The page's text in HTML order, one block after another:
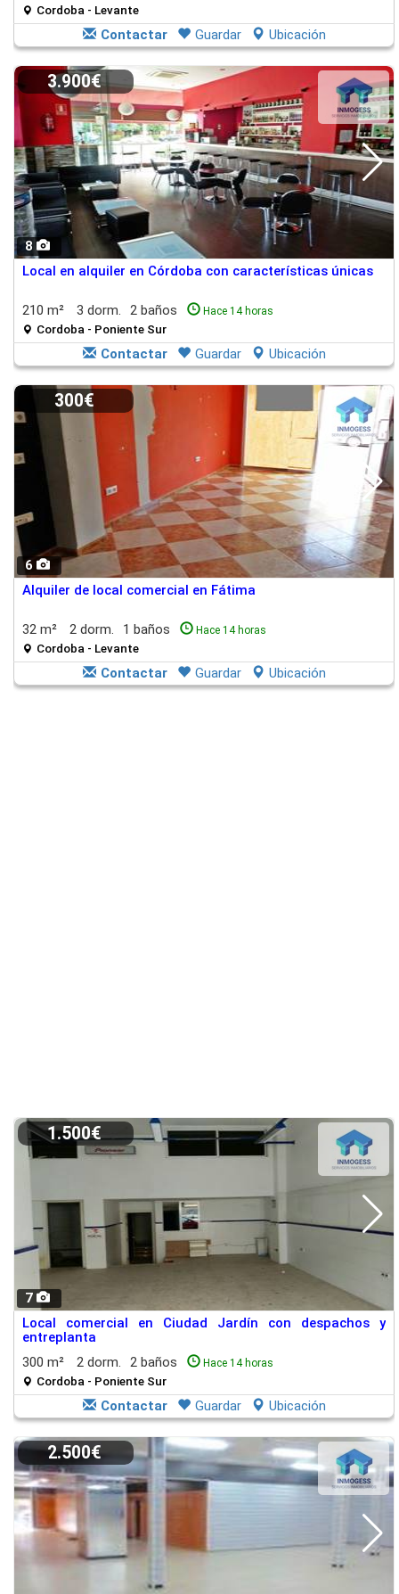
Cordoba - Levante
Contactar Guardar Ubicación
8
3.900€
Local en alquiler en Córdoba con características únicas
210 m² 3 dorm. 2 baños Hace 14 horas
Cordoba - Poniente Sur
Contactar Guardar Ubicación
6
300€
Alquiler de local comercial en Fátima
32 m² 2 dorm. 1 baños Hace 14 horas
Cordoba - Levante
Contactar Guardar Ubicación
7
1.500€
Local comercial en Ciudad Jardín con despachos y
entreplanta
300 m²
2 dorm. 2 baños Hace 14 horas
Cordoba - Poniente Sur
Contactar Guardar Ubicación
2.500€